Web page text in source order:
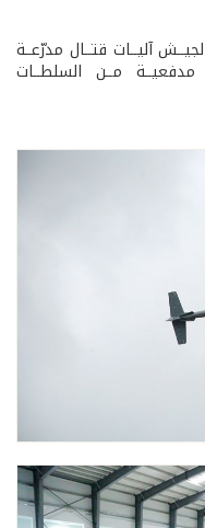
آليــات قتــال مدرّعــة
مدفعيــة مــن السلطــات